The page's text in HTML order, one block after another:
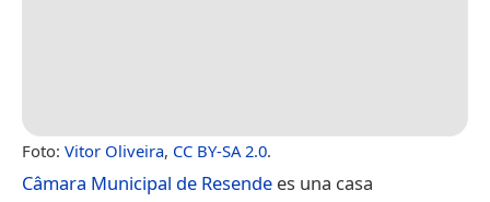
Foto: Vitor Oliveira, CC BY-SA 2.0.
Câmara Municipal de Resende es una casa